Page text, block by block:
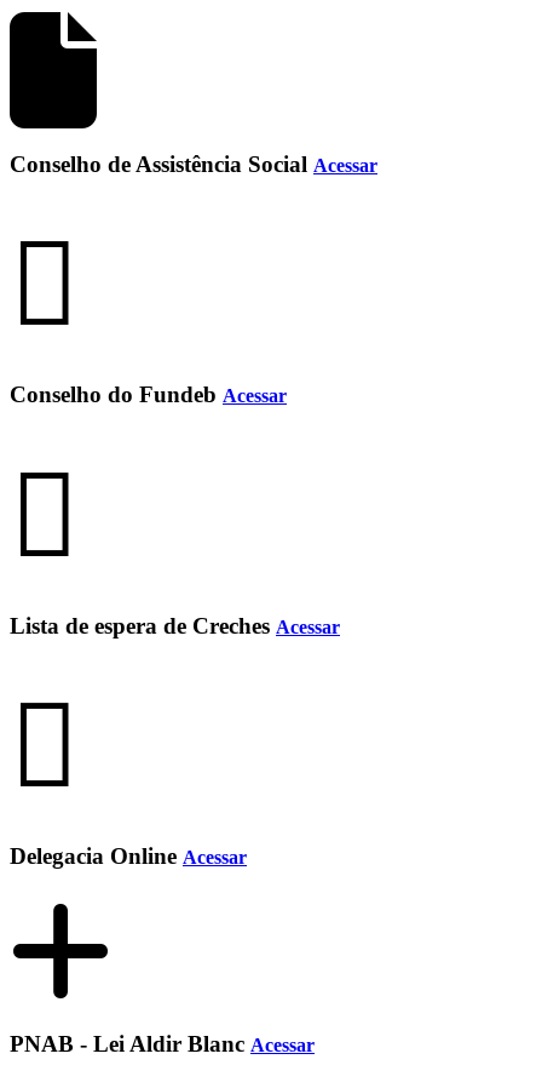
Conselho de Assistência Social Acessar
Conselho do Fundeb Acessar
Lista de espera de Creches Acessar
Delegacia Online Acessar
PNAB - Lei Aldir Blanc Acessar